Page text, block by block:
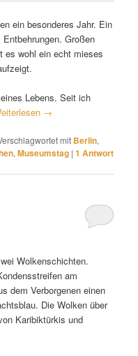
ein besonderes Jahr. Ein
Großen
es wohl ein echt mieses
Lebens. Seit ich
→
mit Berlin,
,Museumstag |1 Antwort
Wolkenschichten.
am
dem Verborgenen einen
Die Wolken über
Karibiktürkis und